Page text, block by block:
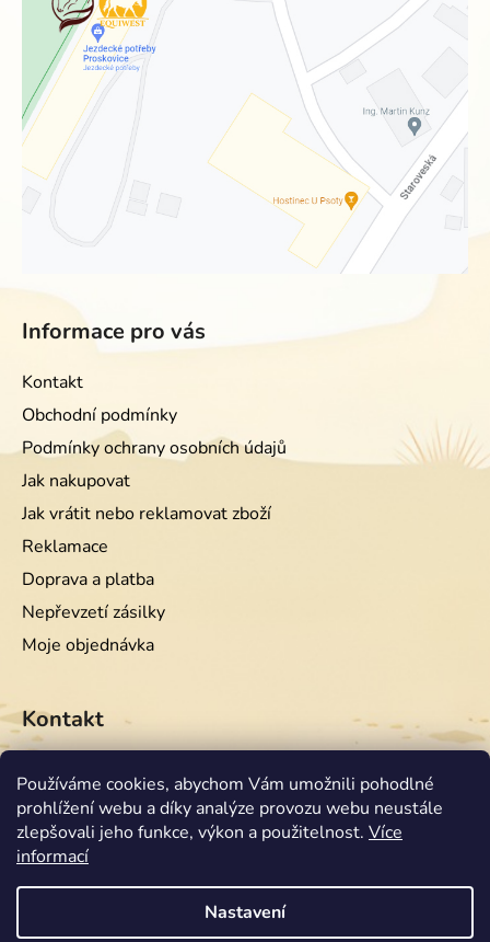
Používáme cookies, abychom Vám umožnili pohodlné
prohlížení webu a díky analýze provozu webu neustále
zlepšovali jeho funkce, výkon a použitelnost. Více
informací
Nastavení
Informace pro vás
Kontakt
Obchodní podmínky
Podmínky ochrany osobních údajů
Jak nakupovat
Jak vrátit nebo reklamovat zboží
Reklamace
Doprava a platba
Nepřevzetí zásilky
Moje objednávka
Kontakt
info @equiwest.cz
+420724001554